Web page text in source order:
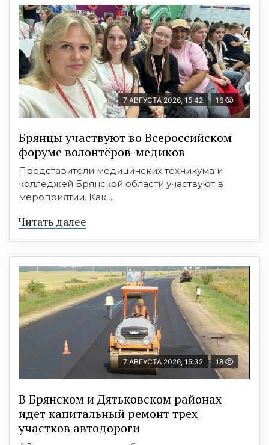
7 АВГУСТА 2026, 15:42 16
Брянцы участвуют во Всероссийском
форуме волонтёров-медиков
Представители медицинских техникума и
колледжей Брянской области участвуют в
мероприятии. Как ...
Читать далее
7 АВГУСТА 2026, 15:32 18
В Брянском и Дятьковском районах
идет капитальный ремонт трех
участков автодороги